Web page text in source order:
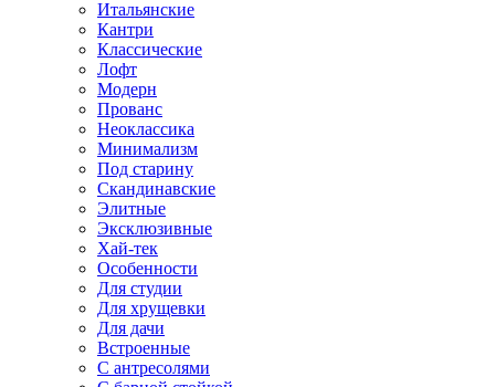
Итальянские
Кантри
Классические
Лофт
Модерн
Прованс
Неоклассика
Минимализм
Под старину
Скандинавские
Элитные
Эксклюзивные
Хай-тек
Особенности
Для студии
Для хрущевки
Для дачи
Встроенные
С антресолями